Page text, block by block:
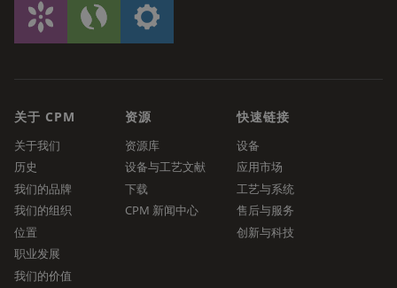
关于 CPM
关于我们
历史
我们的品牌
我们的组织
位置
职业发展
我们的价值
资源
资源库
设备与工艺文献
下载
CPM 新闻中心
快速链接
设备
应用市场
工艺与系统
售后与服务
创新与科技